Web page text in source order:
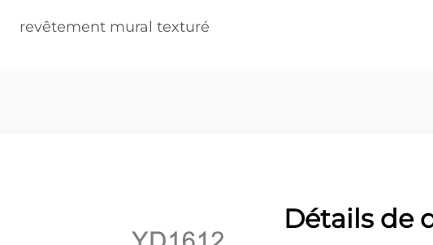
revêtement mural texturé
Détails de